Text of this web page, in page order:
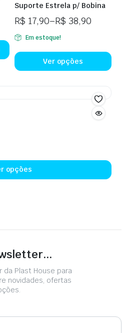
Suporte Estrela p/ Bobina
R$ 17,90–R$ 38,90
Em estoque!
Ver opções
opções
Plast House para
novidades, ofertas